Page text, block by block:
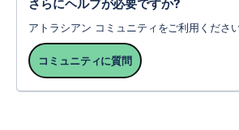
さらにヘルプが必要ですか?
アトラシアン コミュニティをご利用ください
コミュニティに質問